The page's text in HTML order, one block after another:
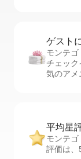
ゲスト
モンテ
チ⁠ェ⁠ッ⁠
気のアメ
平均星
モンテ
評価は、